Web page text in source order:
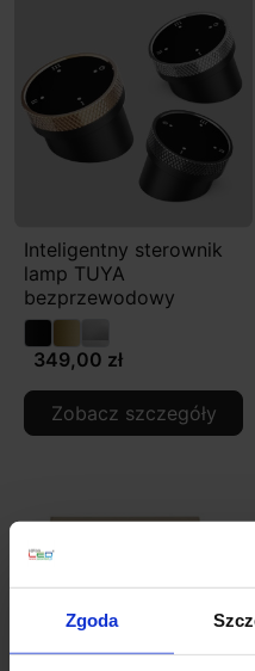
Zgoda
Inteligentny sterownik
lamp TUYA
bezprzewodowy
349,00 zł
Zobacz szczegóły